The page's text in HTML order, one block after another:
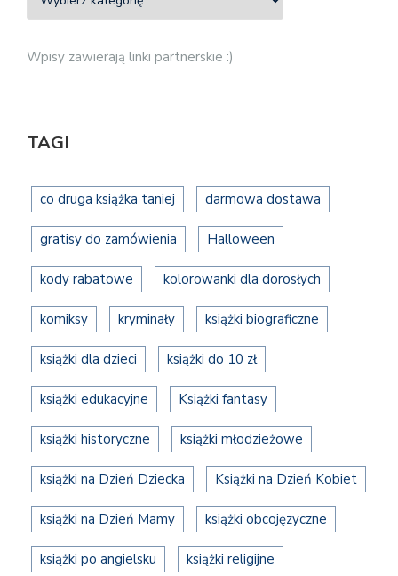
Wpisy zawierają linki partnerskie :)
TAGI
co druga książka taniej darmowa dostawa
gratisy do zamówienia Halloween
kody rabatowe kolorowanki dla dorosłych
komiksy kryminały książki biograficzne
książki dla dzieci książki do 10 zł
książki edukacyjne Książki fantasy
książki historyczne książki młodzieżowe
książki na Dzień Dziecka Książki na Dzień Kobiet
książki na Dzień Mamy książki obcojęzyczne
książki po angielsku książki religijne